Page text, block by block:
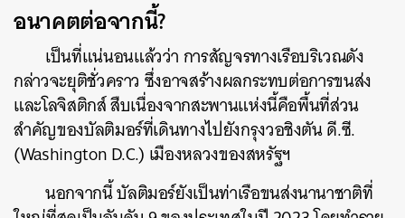
อนาคตต่อจากนี้?
เป็นที่แน่นอนแล้วว่า การสัญจรทางเรือบริเวณดัง
กล่าวจะยุติชั่วคราว ซึ่งอาจสร้างผลกระทบต่อการขนส่ง
และโลจิสติกส์ สืบเนื่องจากสะพานแห่งนี้คือพื้นที่ส่วน
สำคัญของบัลติมอร์ที่เดินทางไปยังกรุงวอชิงตัน ดี.ซี.
(Washington D.C.) เมืองหลวงของสหรัฐฯ
นอกจากนี้ บัลติมอร์ยังเป็นท่าเรือขนส่งนานาชาติที่